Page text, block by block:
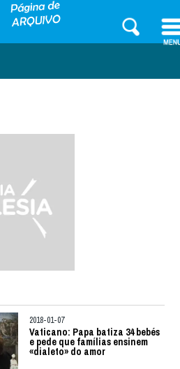
2018-01-07
Vaticano: Papa batiza 34 bebés
e pede que famílias ensinem
«dialeto» do amor